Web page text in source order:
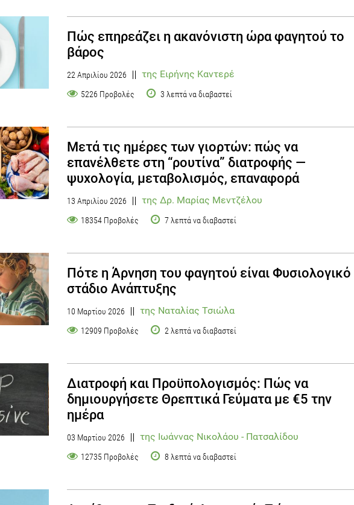
Πώς επηρεάζει η ακανόνιστη ώρα φαγητού το
βάρος
22 Απριλίου 2026 της Ειρήνης Καντερέ
5226 Προβολές 3 λεπτά να διαβαστεί
Μετά τις ημέρες των γιορτών: πώς να
επανέλθετε στη “ρουτίνα” διατροφής —
ψυχολογία, μεταβολισμός, επαναφορά
13 Απριλίου 2026 της Δρ. Μαρίας Μεντζέλου
18354 Προβολές 7 λεπτά να διαβαστεί
Πότε η Άρνηση του φαγητού είναι Φυσιολογικό
στάδιο Ανάπτυξης
10 Μαρτίου 2026 της Ναταλίας Τσιώλα
12909 Προβολές 2 λεπτά να διαβαστεί
Διατροφή και Προϋπολογισμός: Πώς να
δημιουργήσετε Θρεπτικά Γεύματα με €5 την
ημέρα
03 Μαρτίου 2026 της Ιωάννας Νικολάου - Πατσαλίδου
12735 Προβολές 8 λεπτά να διαβαστεί